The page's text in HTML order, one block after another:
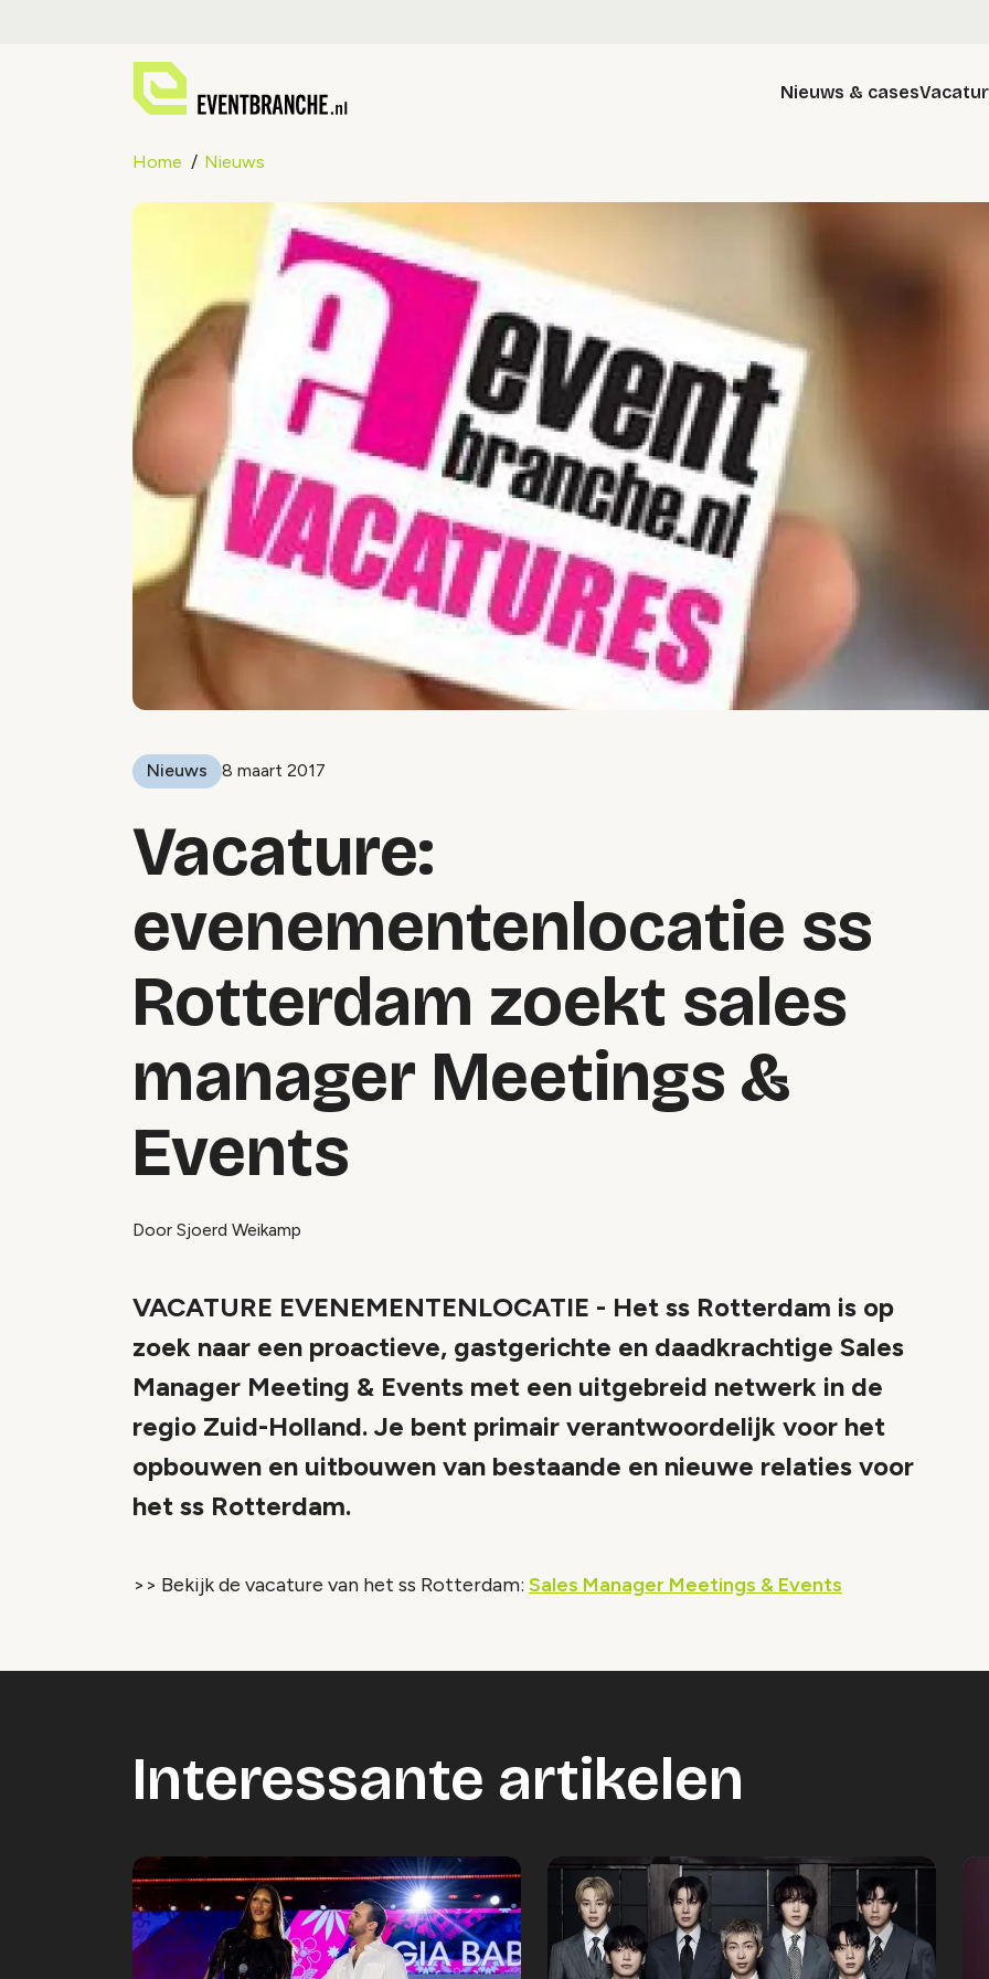
Nieuws & cases
Home Nieuws
Nieuws 8 maart 2017
Vacature:
evenementenlocatie ss
Rotterdam zoekt sales
manager Meetings &
Events
Door Sjoerd Weikamp
VACATURE EVENEMENTENLOCATIE - Het ss Rotterdam is op
zoek naar een proactieve, gastgerichte en daadkrachtige Sales
Manager Meeting & Events met een uitgebreid netwerk in de
regio Zuid-Holland. Je bent primair verantwoordelijk voor het
opbouwen en uitbouwen van bestaande en nieuwe relaties voor
het ss Rotterdam.
>> Bekijk de vacature van het ss Rotterdam: Sales Manager Meetings & Events
Interessante artikelen